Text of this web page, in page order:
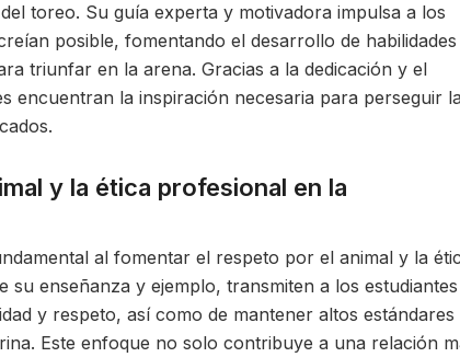
toreo. Su guía experta y motivadora impulsa a los
posible, fomentando el desarrollo de habilidades
triunfar en la arena. Gracias a la dedicación y el
encuentran la inspiración necesaria para perseguir
y la ética profesional en la
al fomentar el respeto por el animal y la
enseñanza y ejemplo, transmiten a los
y respeto, así como de mantener altos estándares
Este enfoque no solo contribuye a una relación